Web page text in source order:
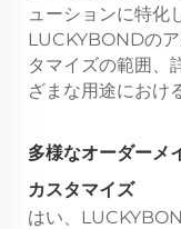
ューションに特化
LUCKYBONDの
タマイズの範囲、
ざまな用途におけ
多様なオーダーメ
カスタマイズ
はい、